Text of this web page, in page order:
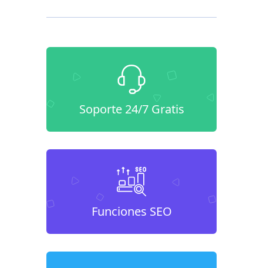
Soporte 24/7 Gratis
Funciones SEO